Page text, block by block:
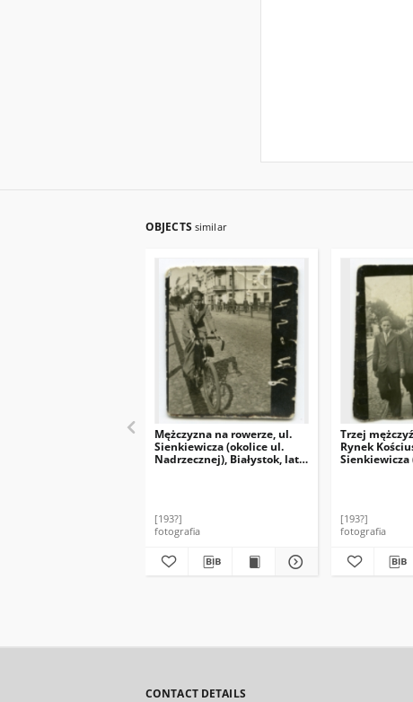
OBJECTS similar
Mężczyzna na rowerze, ul.
Sienkiewicza (okolice ul.
Nadrzecznej), Białystok, lata
[193?]
fotografia
Trzej
Rynek
Sienkiewicza
[193?]
fotografia
CONTACT DETAILS